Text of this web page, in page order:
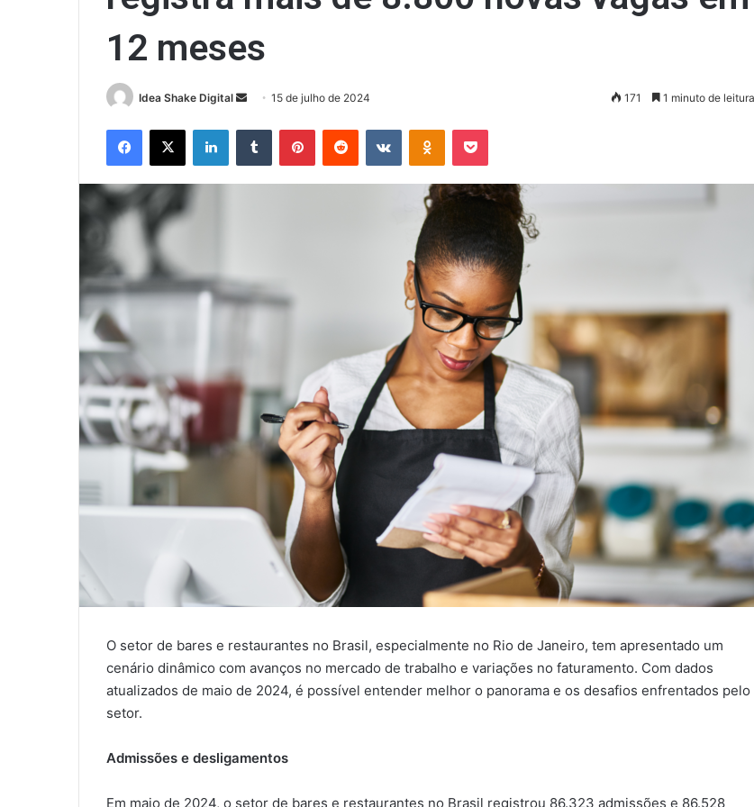
12 meses
Idea Shake Digital
Mande
e-
15 de julho de 2024 171 1 minuto de leitura
Facebook
X LinkedinTumblr PinterestReddit VK OK Pocket
O setor de bares e restaurantes no Brasil, especialmente no Rio de Janeiro, tem apresentado um
cenário dinâmico com avanços no mercado de trabalho e variações no faturamento. Com dados
atualizados de maio de 2024, é possível entender melhor o panorama e os desafios enfrentados pelo
setor.
Admissões e desligamentos
Em maio de 2024, o setor de bares e restaurantes no Brasil registrou 86.323 admissões e 86.528